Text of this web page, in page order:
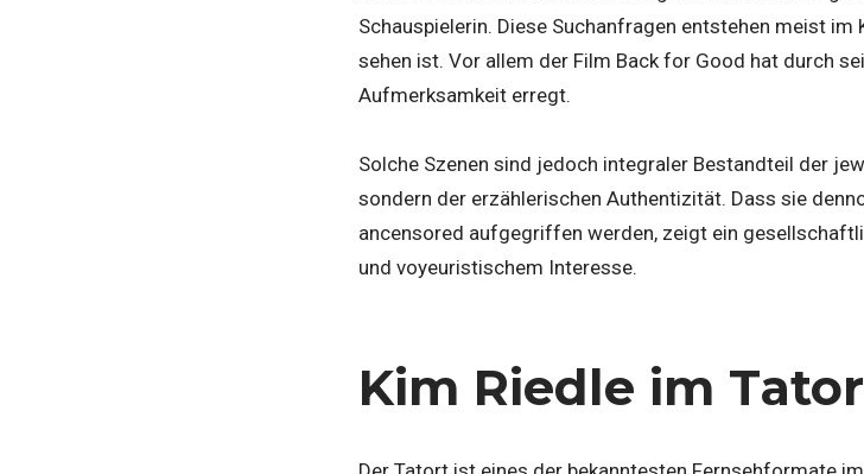
Schauspielerin. Diese Suchanfragen entstehen meist im
sehen ist. Vor allem der Film Back for Good hat durch
Aufmerksamkeit erregt.
Solche Szenen sind jedoch integraler Bestandteil der
sondern der erzählerischen Authentizität. Dass sie
ancensored aufgegriffen werden, zeigt ein
und voyeuristischem Interesse.
Kim Riedle im